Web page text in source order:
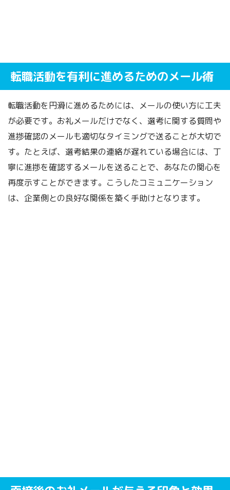
転職活動を有利に進めるためのメール術
転職活動を円滑に進めるためには、メールの使い方に工夫
が必要です。お礼メールだけでなく、選考に関する質問や
進捗確認のメールも適切なタイミングで送ることが大切で
す。たとえば、選考結果の連絡が遅れている場合には、丁
寧に進捗を確認するメールを送ることで、あなたの関心を
再度示すことができます。こうしたコミュニケーション
は、企業側との良好な関係を築く手助けとなります。